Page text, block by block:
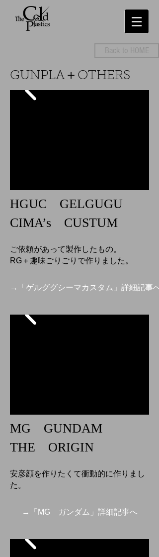
Back to HOME
GUNPLA＋OTHERS
HGUC GELGUGU
CIMA’s CUSTUM
ご依頼があって製作したもの。
RG＋趣味ごりごりで作りました。
→「ゲルググシーマカスタム」詳細記事へ
MG GUNDAM
THE ORIGIN
安彦顔を作りたくて衝動的に作りまし
た。
→「MG ガンダム」詳細記事へ